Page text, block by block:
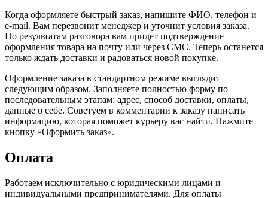
Когда оформляете быстрый заказ, напишите ФИО, телефон и
e-mail. Вам перезвонит менеджер и уточнит условия заказа.
По результатам разговора вам придет подтверждение
оформления товара на почту или через СМС. Теперь останется
только ждать доставки и радоваться новой покупке.
Оформление заказа в стандартном режиме выглядит
следующим образом. Заполняете полностью форму по
последовательным этапам: адрес, способ доставки, оплаты,
данные о себе. Советуем в комментарии к заказу написать
информацию, которая поможет курьеру вас найти. Нажмите
кнопку «Оформить заказ».
Оплата
Работаем исключительно с юридическими лицами и
индивидуальными предпринимателями. Для оплаты